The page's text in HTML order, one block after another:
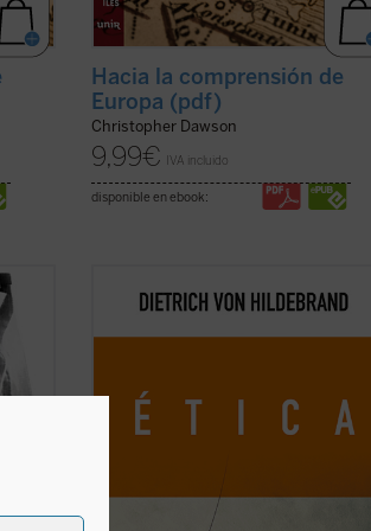
Hacia la comprensión de
Europa (pdf)
Christopher Dawson
9,99€ IVA incluido
disponible en ebook:
950
Este libro es ya un clásico de la filosofía
profundidad de sus tesis, deslumbrante
experiencia cotidiana, una descripción
global de ...